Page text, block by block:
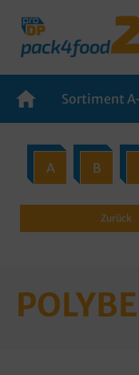
Sortiment
A B
Zurück